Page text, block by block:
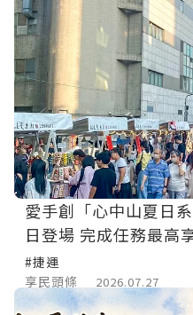
愛手創「心中山夏日
日登場 完成任務最高
#捷運
享民頭條
2026.07.27